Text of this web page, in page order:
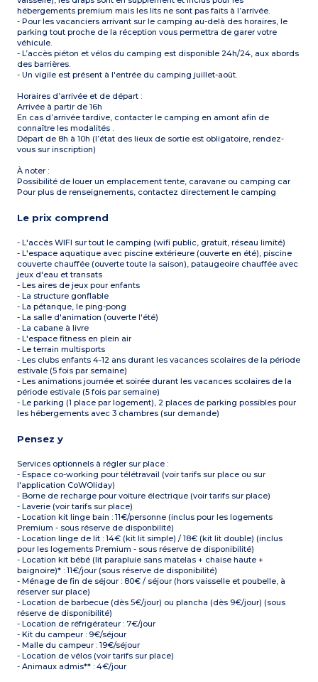
hébergements premium mais les lits ne sont pas faits à l’arrivée.
- Pour les vacanciers arrivant sur le camping au-delà des horaires, le
parking tout proche de la réception vous permettra de garer votre
véhicule.
- L’accès piéton et vélos du camping est disponible 24h/24, aux abords
des barrières.
- Un vigile est présent à l'entrée du camping juillet-août.
Horaires d’arrivée et de départ :
Arrivée à partir de 16h
En cas d’arrivée tardive, contacter le camping en amont afin de
connaître les modalités .
Départ de 8h à 10h (l’état des lieux de sortie est obligatoire, rendez-
vous sur inscription)
À noter :
Possibilité de louer un emplacement tente, caravane ou camping car
Pour plus de renseignements, contactez directement le camping
Le prix comprend
- L'accès WIFI sur tout le camping (wifi public, gratuit, réseau limité)
- L'espace aquatique avec piscine extérieure (ouverte en été), piscine
couverte chauffée (ouverte toute la saison), pataugeoire chauffée avec
jeux d'eau et transats
- Les aires de jeux pour enfants
- La structure gonflable
- La pétanque, le ping-pong
- La salle d'animation (ouverte l'été)
- La cabane à livre
- L'espace fitness en plein air
- Le terrain multisports
- Les clubs enfants 4-12 ans durant les vacances scolaires de la période
estivale (5 fois par semaine)
- Les animations journée et soirée durant les vacances scolaires de la
période estivale (5 fois par semaine)
- Le parking (1 place par logement), 2 places de parking possibles pour
les hébergements avec 3 chambres (sur demande)
Pensez y
Services optionnels à régler sur place :
- Espace co-working pour télétravail (voir tarifs sur place ou sur
l'application CoWOliday)
- Borne de recharge pour voiture électrique (voir tarifs sur place)
- Laverie (voir tarifs sur place)
- Location kit linge bain : 11€/personne (inclus pour les logements
Premium - sous réserve de disponbilité)
- Location linge de lit : 14€ (kit lit simple) / 18€ (kit lit double) (inclus
pour les logements Premium - sous réserve de disponibilité)
- Location kit bébé (lit parapluie sans matelas + chaise haute +
baignoire)* : 11€/jour (sous réserve de disponibilité)
- Ménage de fin de séjour : 80€ / séjour (hors vaisselle et poubelle, à
réserver sur place)
- Location de barbecue (dès 5€/jour) ou plancha (dès 9€/jour) (sous
réserve de disponibilité)
- Location de réfrigérateur : 7€/jour
- Kit du campeur : 9€/séjour
- Malle du campeur : 19€/séjour
- Location de vélos (voir tarifs sur place)
- Animaux admis** : 4€/jour